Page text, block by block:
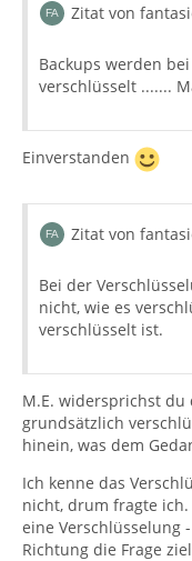
Zitat von
Backups werden
verschlüsselt .......
Einverstanden
Zitat von
Bei der
nicht, wie es
verschlüsselt ist.
M.E. widersprichst
grundsätzlich
hinein, was dem
Ich kenne das
nicht, drum fragte
eine Verschlüsselung
Richtung die Frage